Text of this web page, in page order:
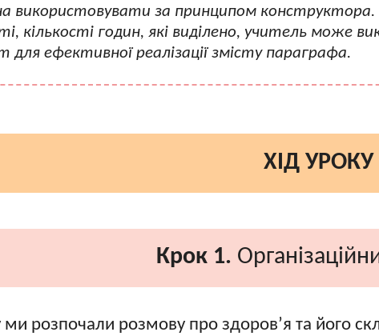
використовувати за принципом конструктора.
кількості годин, які виділено, учитель може
для ефективної реалізації змісту параграфа.
ХІД УРОКУ
Крок 1.
розпочали розмову про здоров’я та його